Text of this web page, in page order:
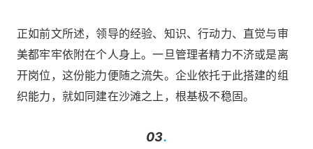
正如前文所述，领导的经验、知识、行动力、直觉与审
美都牢牢依附在个人身上。一旦管理者精力不济或是离
开岗位，这份能力便随之流失。企业依托于此搭建的组
织能力，就如同建在沙滩之上，根基极不稳固。
03.